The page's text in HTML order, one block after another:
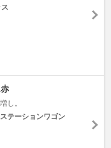
し。
テーションワゴン